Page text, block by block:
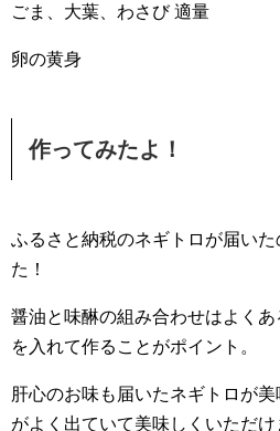
ごま、大葉、わさび 適量
卵の黄身
作ってみたよ！
ふるさと納税のネギトロが届い
た！
醤油と味醂の組み合わせはよく
を入れて作ることがポイント。
肝心のお味も届いたネギトロが
がよく出ていて美味しくいただけ